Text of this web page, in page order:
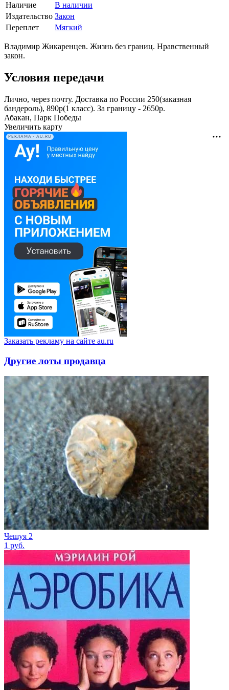
Наличие
В наличии
Издательство Закон
Переплет
Мягкий
Владимир Жикаренцев. Жизнь без границ. Нравственный
закон.
Условия передачи
Лично, через почту. Доставка по России 250(заказная
бандероль), 890р(1 класс). За границу - 2650р.
Абакан, Парк Победы
Увеличить карту
РЕКЛАМА • AU.RU
Заказать рекламу на сайте au.ru
Другие лоты продавца
Чешуя 2
1 руб.